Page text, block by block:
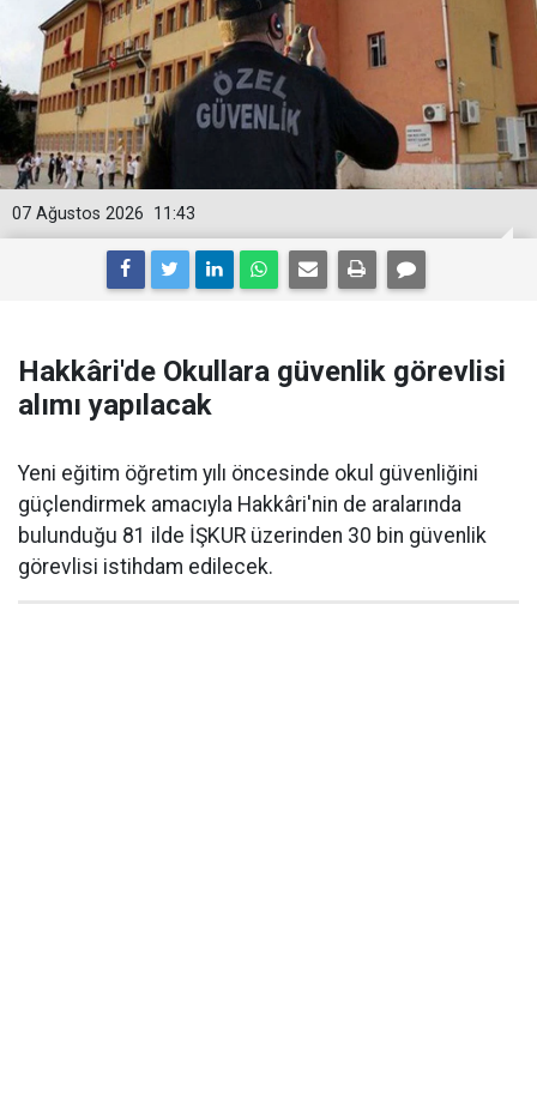
11:43
07 Ağustos 2026
Hakkâri'de Okullara güvenlik görevlisi
alımı yapılacak
Yeni eğitim öğretim yılı öncesinde okul güvenliğini
güçlendirmek amacıyla Hakkâri'nin de aralarında
bulunduğu 81 ilde İŞKUR üzerinden 30 bin güvenlik
görevlisi istihdam edilecek.